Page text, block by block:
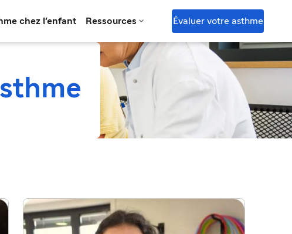
chez l'enfant Ressources  Évaluer votre asthme